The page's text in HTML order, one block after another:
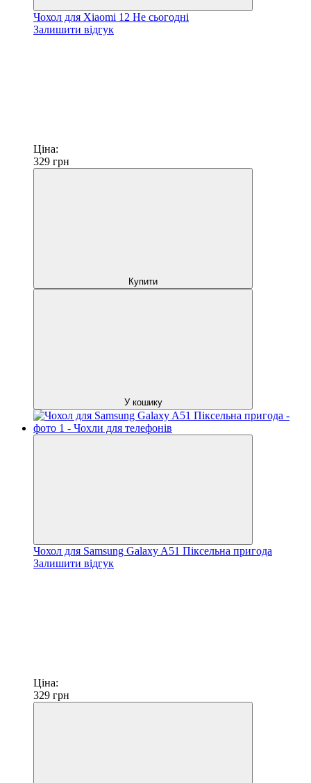
Чохол для Xiaomi 12 Не сьогодні
Залишити відгук
Ціна:
329 грн
Купити
У кошику
Чохол для Samsung Galaxy A51 Піксельна пригода
Залишити відгук
Ціна:
329 грн